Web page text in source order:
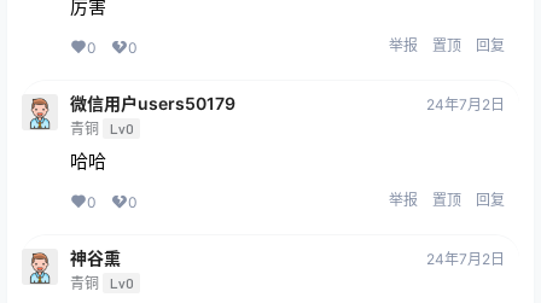
厉害
0 0 举报 置顶 回复
微信用户users50179
青铜 Lv0
24年7月2日
哈哈
0 0 举报 置顶 回复
神谷熏
青铜 Lv0
24年7月2日